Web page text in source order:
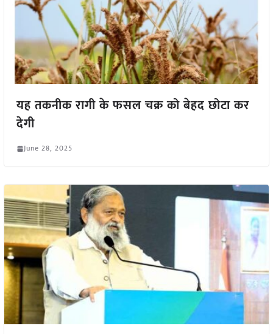
यह तकनीक रागी के फसल चक्र को बेहद छोटा कर
देगी
June 28, 2025